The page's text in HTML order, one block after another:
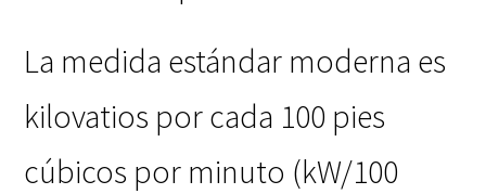
La medida estándar moderna es
kilovatios por cada 100 pies
cúbicos por minuto (kW/100